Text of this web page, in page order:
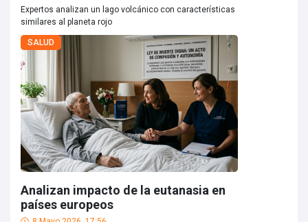
Expertos analizan un lago volcánico con características
similares al planeta rojo
SALUD
Analizan impacto de la eutanasia en
países europeos